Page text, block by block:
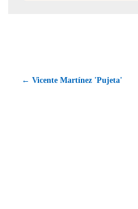
← Vicente Martínez 'Pujeta'